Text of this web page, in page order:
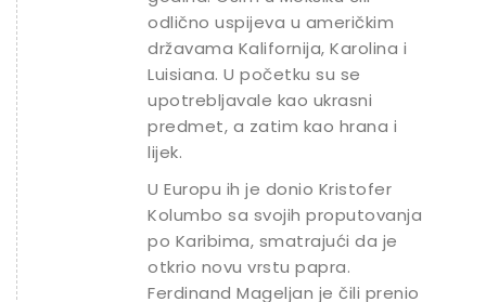
odlično uspijeva u američkim
državama Kalifornija, Karolina i
Luisiana. U početku su se
upotrebljavale kao ukrasni
predmet, a zatim kao hrana i
lijek.
U Europu ih je donio Kristofer
Kolumbo sa svojih proputovanja
po Karibima, smatrajući da je
otkrio novu vrstu papra.
Ferdinand Mageljan je čili prenio